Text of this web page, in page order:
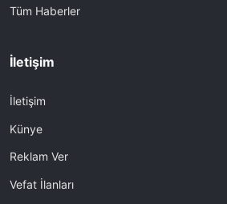
Tüm Haberler
İletişim
İletişim
Künye
Reklam Ver
Vefat İlanları